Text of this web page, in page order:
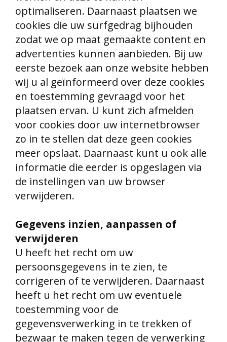
optimaliseren. Daarnaast plaatsen we
cookies die uw surfgedrag bijhouden
zodat we op maat gemaakte content en
advertenties kunnen aanbieden. Bij uw
eerste bezoek aan onze website hebben
wij u al geïnformeerd over deze cookies
en toestemming gevraagd voor het
plaatsen ervan. U kunt zich afmelden
voor cookies door uw internetbrowser
zo in te stellen dat deze geen cookies
meer opslaat. Daarnaast kunt u ook alle
informatie die eerder is opgeslagen via
de instellingen van uw browser
verwijderen.
Gegevens inzien, aanpassen of
verwijderen
U heeft het recht om uw
persoonsgegevens in te zien, te
corrigeren of te verwijderen. Daarnaast
heeft u het recht om uw eventuele
toestemming voor de
gegevensverwerking in te trekken of
bezwaar te maken tegen de verwerking